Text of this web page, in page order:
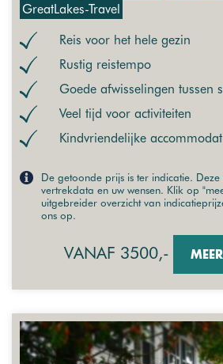
GreatLakes-Travel
Reis voor het hele gezin
Rustig reistempo
Goede afwisselingen tussen
Veel tijd voor activiteiten
Kindvriendelijke
De getoonde prijs is ter indicatie.
vertrekdata en uw wensen. Klik op
uitgebreider overzicht van
ons op.
VANAF 3500,-